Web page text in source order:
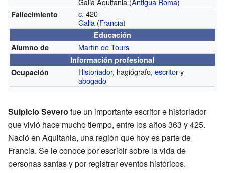
Fallecimiento c. 420
Galia (Francia)
Educación
Alumno de
Martín de Tours
Información profesional
Ocupación
Historiador, hagiógrafo,escritory
abogado
Sulpicio Severo fue un importante escritor e historiador
que vivió hace mucho tiempo, entre los años 363 y 425.
Nació en Aquitania, una región que hoy es parte de
Francia. Se le conoce por escribir sobre la vida de
personas santas y por registrar eventos históricos.